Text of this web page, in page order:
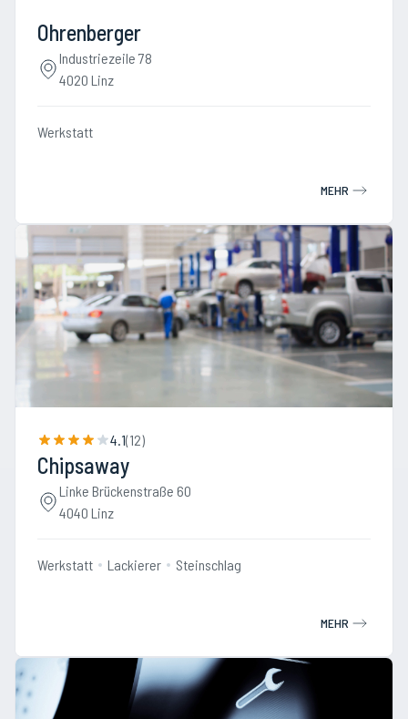
Ohrenberger
Industriezeile 78
4020 Linz
Werkstatt
MEHR
4.1(12)
Chipsaway
Linke Brückenstraße 60
4040 Linz
Werkstatt Lackierer Steinschlag
MEHR